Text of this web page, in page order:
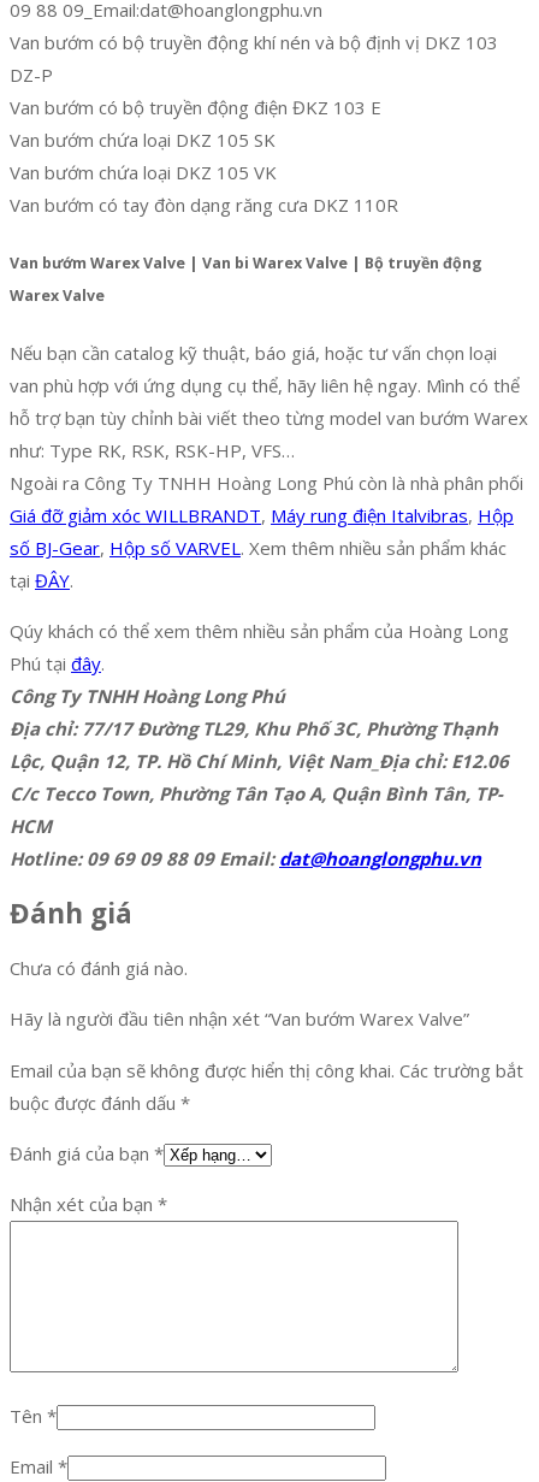
09 88 09_Email:dat@hoanglongphu.vn
Van bướm có bộ truyền động khí nén và bộ định vị DKZ 103
DZ-P
Van bướm có bộ truyền động điện ĐKZ 103 E
Van bướm chứa loại DKZ 105 SK
Van bướm chứa loại DKZ 105 VK
Van bướm có tay đòn dạng răng cưa DKZ 110R
Van bướm Warex Valve | Van bi Warex Valve | Bộ truyền động
Warex Valve
Nếu bạn cần catalog kỹ thuật, báo giá, hoặc tư vấn chọn loại
van phù hợp với ứng dụng cụ thể, hãy liên hệ ngay. Mình có thể
hỗ trợ bạn tùy chỉnh bài viết theo từng model van bướm Warex
như: Type RK, RSK, RSK-HP, VFS…
Ngoài ra Công Ty TNHH Hoàng Long Phú còn là nhà phân phối
Giá đỡ giảm xóc WILLBRANDT, Máy rung điện Italvibras, Hộp
số BJ-Gear, Hộp số VARVEL. Xem thêm nhiều sản phẩm khác
tại ĐÂY.
Qúy khách có thể xem thêm nhiều sản phẩm của Hoàng Long
Phú tại đây.
Công Ty TNHH Hoàng Long Phú
Địa chỉ: 77/17 Đường TL29, Khu Phố 3C, Phường Thạnh
Lộc, Quận 12, TP. Hồ Chí Minh, Việt Nam_Địa chỉ: E12.06
C/c Tecco Town, Phường Tân Tạo A, Quận Bình Tân, TP-
HCM
Hotline: 09 69 09 88 09 Email:dat@hoanglongphu.vn
Đánh giá
Chưa có đánh giá nào.
Hãy là người đầu tiên nhận xét “Van bướm Warex Valve”
Email của bạn sẽ không được hiển thị công khai. Các trường bắt
buộc được đánh dấu *
Đánh giá của bạn *
Nhận xét của bạn *
Tên *
Email *